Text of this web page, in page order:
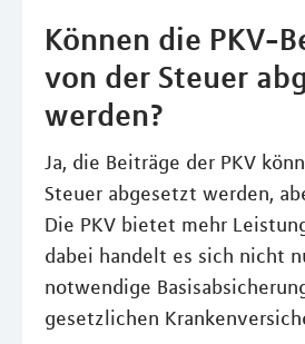
Können die PKV-
von der Steuer
werden?
Ja, die Beiträge der PKV
Steuer abgesetzt werden,
Die PKV bietet mehr
dabei handelt es sich nicht
notwendige
gesetzlichen